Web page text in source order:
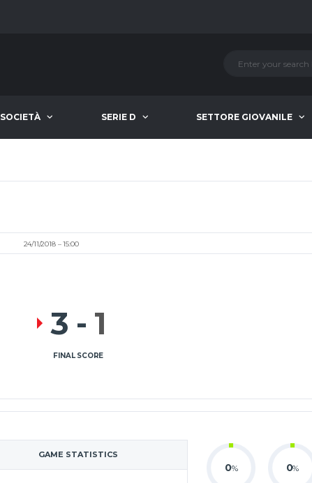
SOCIETÀ SERIE D SETTORE GIOVANILE
24/11/2018 15:00
3 - 1
FINAL SCORE
GAME STATISTICS
0% 0%